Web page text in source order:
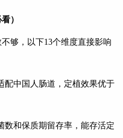
）
够，以下13个维度直接影响
配中国人肠道，定植效果优于
和保质期留存率，能存活定